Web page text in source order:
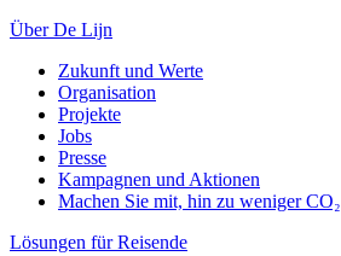
Über De Lijn
Zukunft und Werte
Organisation
Projekte
Jobs
Presse
Kampagnen und Aktionen
Machen Sie mit, hin zu weniger CO₂
Lösungen für Reisende